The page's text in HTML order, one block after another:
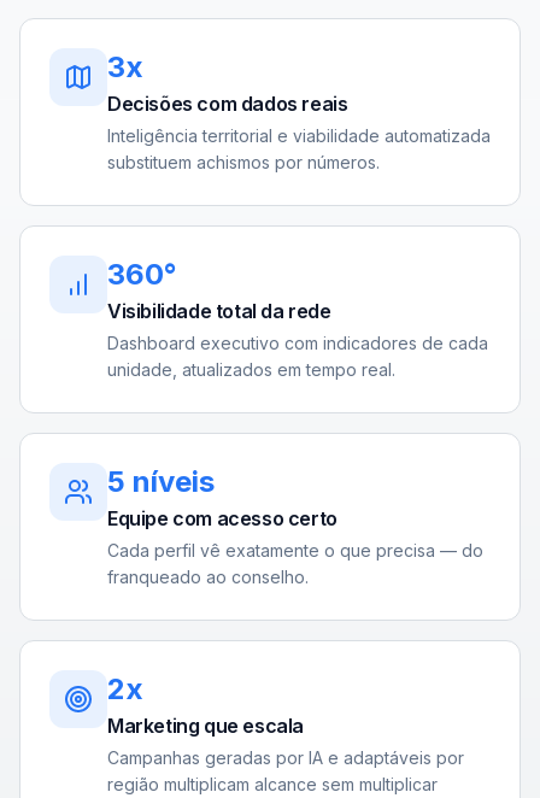
3x
Decisões com dados reais
Inteligência territorial e viabilidade automatizada
substituem achismos por números.
360°
Visibilidade total da rede
Dashboard executivo com indicadores de cada
unidade, atualizados em tempo real.
5 níveis
Equipe com acesso certo
Cada perfil vê exatamente o que precisa — do
franqueado ao conselho.
2x
Marketing que escala
Campanhas geradas por IA e adaptáveis por
região multiplicam alcance sem multiplicar